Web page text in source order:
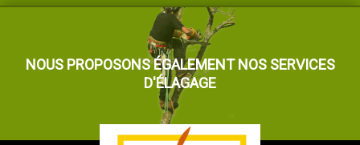
NOUS PROPOSONS ÉGALEMENT NOS SERVICES
D'ÉLAGAGE